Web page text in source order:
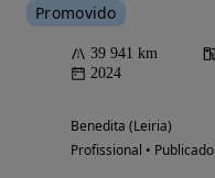
Promovido
39 941 km
2024
Benedita (Leiria)
Profissional • Publicado